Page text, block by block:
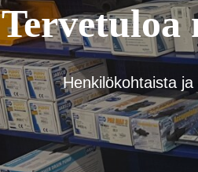
Tervetuloa
Henkilökohtaista